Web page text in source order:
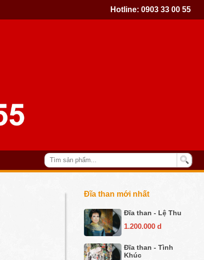
Hotline:0903 33 00 55
Đĩa than mới nhất
Đĩa than - Lệ Thu
1.200.000 d
Đĩa than - Tình
Khúc